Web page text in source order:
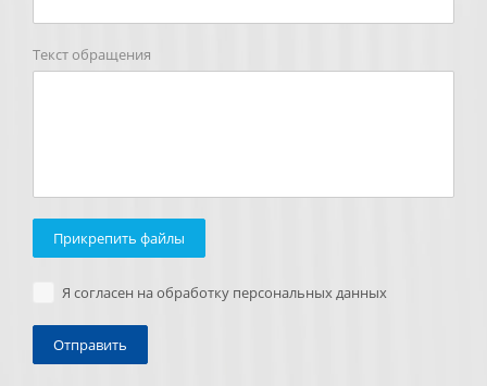
Текст обращения
Прикрепить файлы
Я согласен на обработку персональных данных